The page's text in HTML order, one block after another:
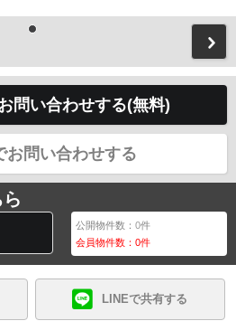
問い合わせする(無料)
お問い合わせする
公開物件数：0件
会員物件数：0件
LINEで共有する